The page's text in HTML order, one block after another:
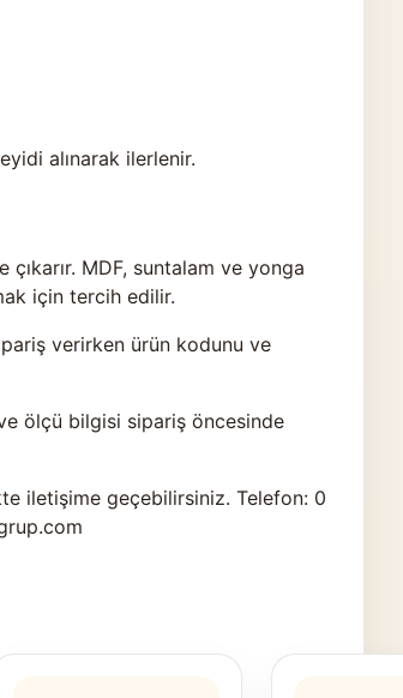
alınarak ilerlenir.
MDF, suntalam ve yonga
için tercih edilir.
verirken ürün kodunu ve
ölçü bilgisi sipariş öncesinde
iletişime geçebilirsiniz. Telefon: 0